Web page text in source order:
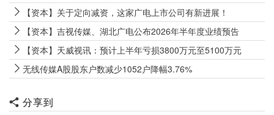
【资本】关于定向减资，这家广电上市公司有新进展！
【资本】吉视传媒、湖北广电公布2026年半年度业绩预告
【资本】天威视讯：预计上半年亏损3800万元至5100万元
无线传媒A股股东户数减少1052户降幅3.76%
分享到